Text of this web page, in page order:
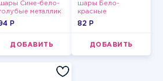
Сине-бело-
металлик
P
ДОБАВИТЬ
шары Бело-
красные
пастельные
82 P
ДОБАВИТЬ